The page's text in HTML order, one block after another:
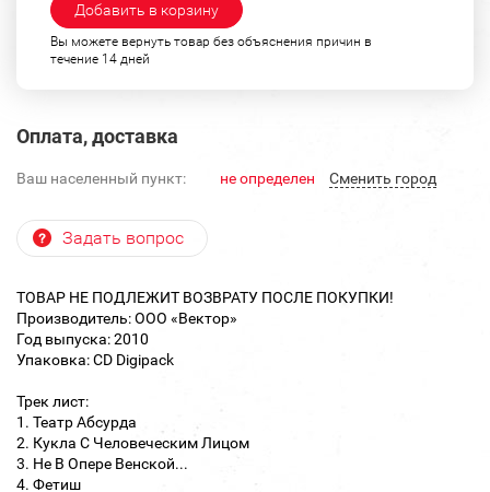
Добавить в корзину
Вы можете вернуть товар без объяснения причин в
течение 14 дней
Оплата, доставка
Ваш населенный пункт: не определен Cменить город
Задать вопрос
ТОВАР НЕ ПОДЛЕЖИТ ВОЗВРАТУ ПОСЛЕ ПОКУПКИ!
Производитель: ООО «Вектор»
Год выпуска: 2010
Упаковка: CD Digipack
Трек лист:
1. Театр Абсурда
2. Кукла С Человеческим Лицом
3. Не В Опере Венской...
4. Фетиш